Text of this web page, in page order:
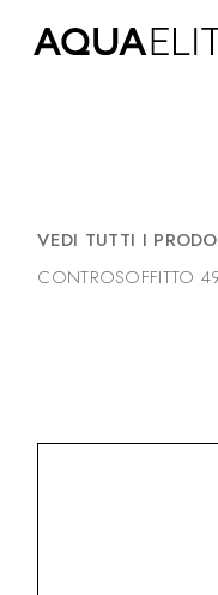
VEDI TUTTI I
CONTROSOFFITTO